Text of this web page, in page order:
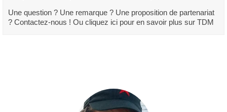
Une question ? Une remarque ? Une proposition de partenariat
? Contactez-nous ! Ou cliquez ici pour en savoir plus sur TDM